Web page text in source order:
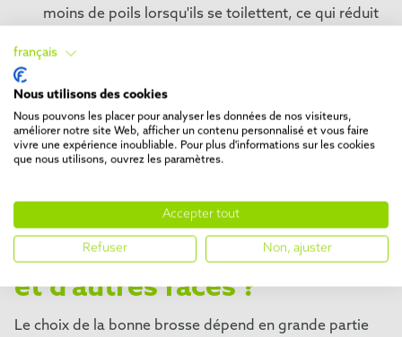
moins de poils lorsqu'ils se toilettent, ce qui réduit
digestifs associés.
Le brossage anti-mue n'est donc pas seulement un
avantage pour vous, il contribue également à la santé et
au bien-être de votre chat.
Quelle brosse est idéale
pour les British Shorthair
et d'autres races ?
Le choix de la bonne brosse dépend en grande partie
français
Nous utilisons des cookies
Nous pouvons les placer pour analyser les données de nos visiteurs,
améliorer notre site Web, afficher un contenu personnalisé et vous faire
vivre une expérience inoubliable. Pour plus d'informations sur les cookies
que nous utilisons, ouvrez les paramètres.
Accepter tout
Refuser Non, ajuster